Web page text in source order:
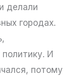
делали
городах.
И
потому